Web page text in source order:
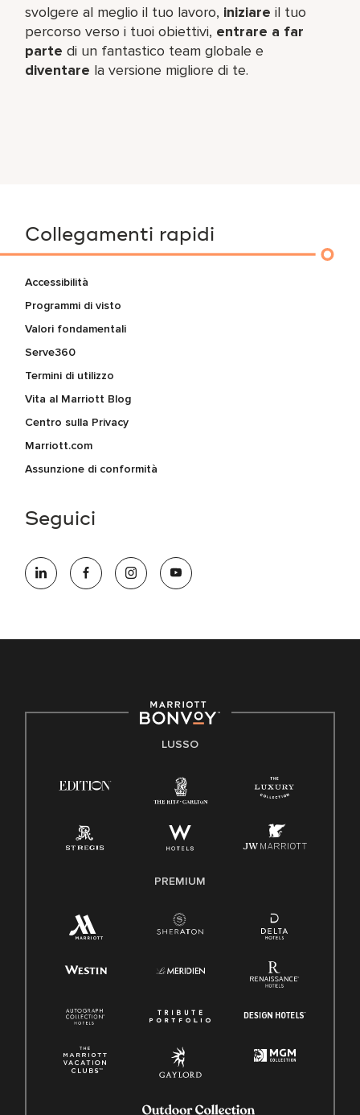
svolgere al meglio il tuo lavoro,​ iniziare il tuo
percorso verso i tuoi obiettivi, entrare a far
parte di un fantastico team​ globale e
diventare la versione migliore di te.
Collegamenti rapidi
Accessibilità
Programmi di visto
Valori fondamentali
Serve360
Termini di utilizzo
Vita al Marriott Blog
Centro sulla Privacy
Marriott.com
Assunzione di conformità
Seguici
LUSSO
PREMIUM